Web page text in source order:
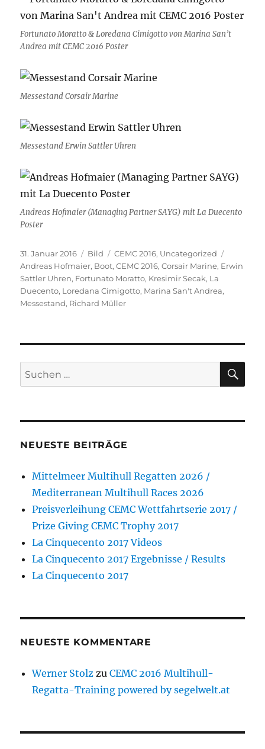
Fortunato Moratto & Loredana Cimigotto von Marina San’t
Andrea mit CEMC 2016 Poster
Messestand Corsair Marine
Messestand Erwin Sattler Uhren
Andreas Hofmaier (Managing Partner SAYG) mit La Duecento
Poster
Veröffentlicht
am
31. Januar 2016 Format
Bild Kategorien
CEMC 2016, Uncategorized
Andreas Hofmaier, Boot,CEMC 2016,Corsair Marine, Erwin
Sattler Uhren, Fortunato Moratto, Kresimir Secak, La
Duecento, Loredana Cimigotto, Marina San't Andrea,
Messestand, Richard Müller
Suchen
nach:
NEUESTE BEITRÄGE
Mittelmeer Multihull Regatten 2026 /
Mediterranean Multihull Races 2026
Preisverleihung CEMC Wettfahrtserie 2017 /
Prize Giving CEMC Trophy 2017
La Cinquecento 2017 Videos
La Cinquecento 2017 Ergebnisse / Results
La Cinquecento 2017
NEUESTE KOMMENTARE
Werner Stolz zuCEMC 2016 Multihull-
Regatta-Training powered by segelwelt.at